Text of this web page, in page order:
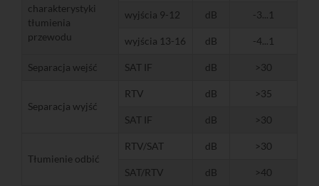
charakterystyki
tłumienia
przewodu
wyjścia 9-12 dB -3...1
wyjścia 13-16 dB -4...1
Separacja wejść SAT IF dB >30
Separacja wyjść
RTV dB >35
SAT IF dB >30
Tłumienie odbić
RTV/SAT dB >30
SAT/RTV dB >40